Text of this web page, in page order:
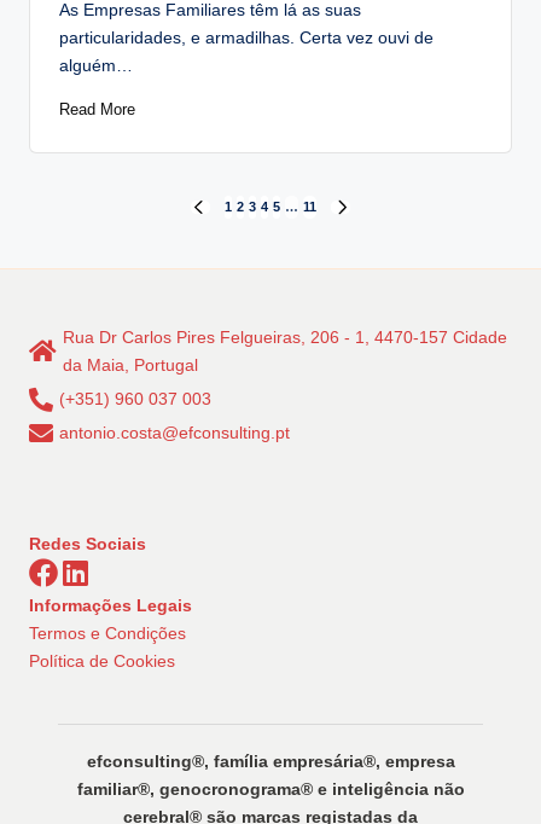
As Empresas Familiares têm lá as suas
particularidades, e armadilhas. Certa vez ouvi de
alguém…
Read More
Paginação
dos
PREVIOUS
1 2 3 4 5 … 11
Rua Dr Carlos Pires Felgueiras, 206 - 1, 4470-157 Cidade
da Maia, Portugal
(+351) 960 037 003
antonio.costa@efconsulting.pt
Redes Sociais
Informações Legais
Termos e Condições
Política de Cookies
efconsulting®️, família empresária®️, empresa
familiar®️, genocronograma®️ e inteligência não
cerebral®️ são marcas registadas da